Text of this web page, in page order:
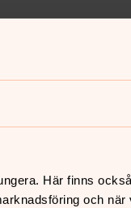
Här finns
och när